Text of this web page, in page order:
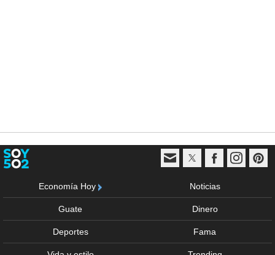
Economía Hoy Noticias
Guate Dinero
Deportes Fama